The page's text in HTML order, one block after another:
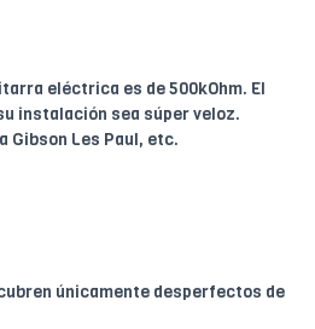
eléctrica es de 500kOhm. El
instalación sea súper veloz.
Gibson Les Paul, etc.
únicamente desperfectos de